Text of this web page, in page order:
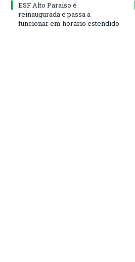
ESF Alto Paraíso é
reinaugurada e passa a
funcionar em horário estendido